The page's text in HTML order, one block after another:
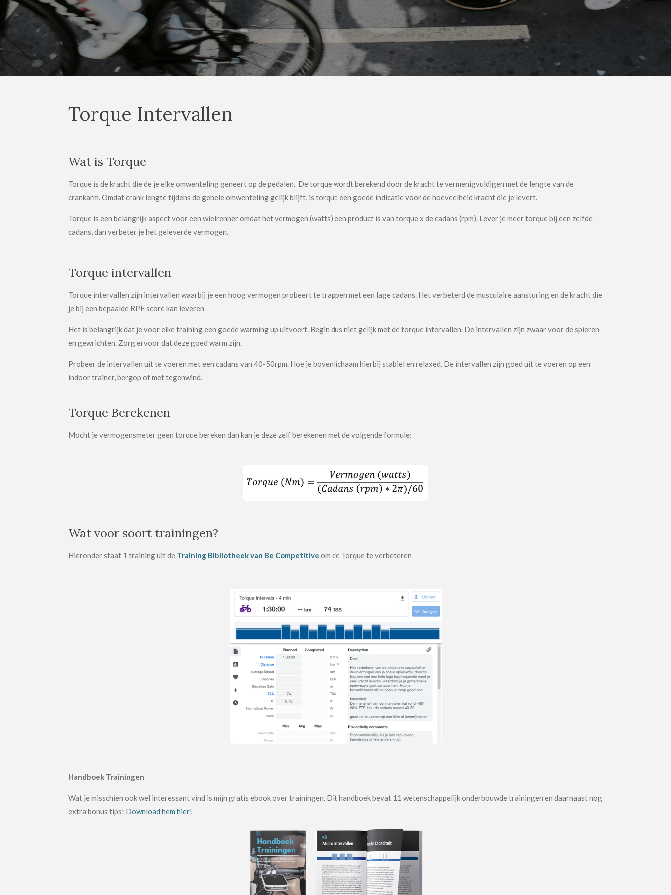
Torque Intervallen
Wat is Torque
Torque is de kracht die de je elke omwenteling geneert op de pedalen. De torque wordt berekend door de kracht te vermenigvuldigen met de lengte van de
crankarm. Omdat crank lengte tijdens de gehele omwenteling gelijk blijft, is torque een goede indicatie voor de hoeveelheid kracht die je levert.
Torque is een belangrijk aspect voor een wielrenner omdat het vermogen (watts) een product is van torque x de cadans (rpm). Lever je meer torque bij een zelfde
cadans, dan verbeter je het geleverde vermogen.
Torque intervallen
Torque intervallen zijn intervallen waarbij je een hoog vermogen probeert te trappen met een lage cadans. Het verbeterd de musculaire aansturing en de kracht die
je bij een bepaalde RPE score kan leveren
Het is belangrijk dat je voor elke training een goede warming up uitvoert. Begin dus niet gelijk met de torque intervallen. De intervallen zijn zwaar voor de spieren
en gewrichten. Zorg ervoor dat deze goed warm zijn.
Probeer de intervallen uit te voeren met een cadans van 40-50rpm. Hoe je bovenlichaam hierbij stabiel en relaxed. De intervallen zijn goed uit te voeren op een
indoor trainer, bergop of met tegenwind.
Torque Berekenen
Mocht je vermogensmeter geen torque bereken dan kan je deze zelf berekenen met de volgende formule:
Wat voor soort trainingen?
Hieronder staat 1 training uit de Training Bibliotheek van Be Competitive om de Torque te verbeteren
Handboek Trainingen
Wat je misschien ook wel interessant vind is mijn gratis ebook over trainingen. Dit handboek bevat 11 wetenschappelijk onderbouwde trainingen en daarnaast nog
extra bonus tips! Download hem hier!